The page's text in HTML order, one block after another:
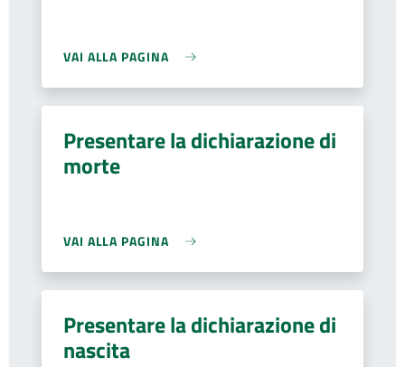
VAI ALLA PAGINA
Presentare la dichiarazione di
morte
VAI ALLA PAGINA
Presentare la dichiarazione di
nascita